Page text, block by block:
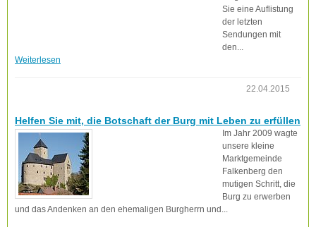
Sie eine Auflistung
der letzten
Sendungen mit
den...
Weiterlesen
22.04.2015
Helfen Sie mit, die Botschaft der Burg mit Leben zu erfüllen
Im Jahr 2009 wagte
unsere kleine
Marktgemeinde
Falkenberg den
mutigen Schritt, die
Burg zu erwerben
und das Andenken an den ehemaligen Burgherrn und...